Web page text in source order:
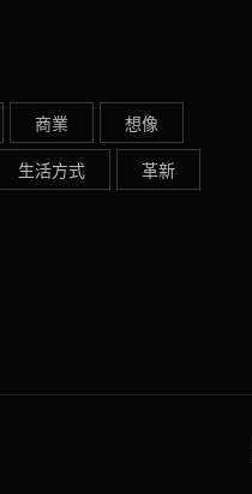
商業
想像
生活方式 革新